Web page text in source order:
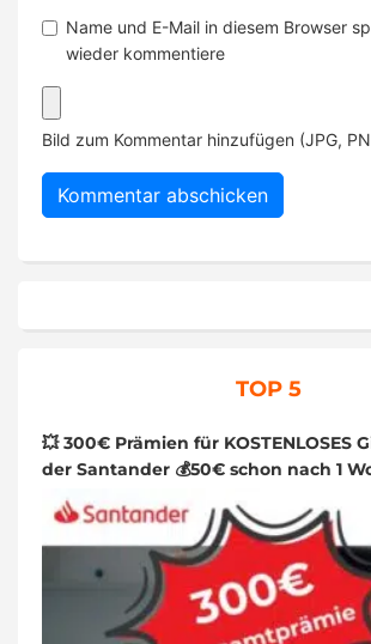
Name und E-Mail in diesem Browser
wieder kommentiere
Bild zum Kommentar hinzufügen (JPG,
TOP 5
💥 300€ Prämien für KOSTENLOSES
der Santander 💰50€ schon nach 1